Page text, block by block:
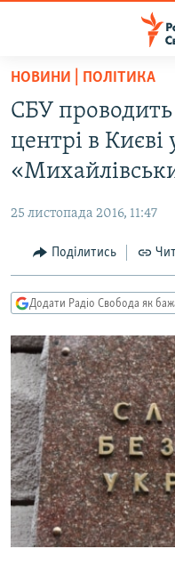
Перейти
основного
матеріалу
Перейти
до
основної
Перейти
до
пошуку
РАДІО СВОБОДА – 70
ВСЕ ЗА ДОБУ
СТАТТІ
ЕКОНОМІКА
СУСПІЛЬСТВО
УКРАЇНА
СВІТ
РОСІЙСЬКА
ДОНБАС.РЕАЛІЇ
ТИ ЯК?
СХЕМИ
КИТАЙ.ВИКЛИКИ
МУЛЬТИМЕДІА
ФОТО
СПЕЦПРОЄКТИ
ПОДКАСТИ
НОВИНИ | ПОЛІТИКА
СБУ
центрі в Києві
25 листопада 2016, 11:47
Поділитись
Додати Радіо Свобода як